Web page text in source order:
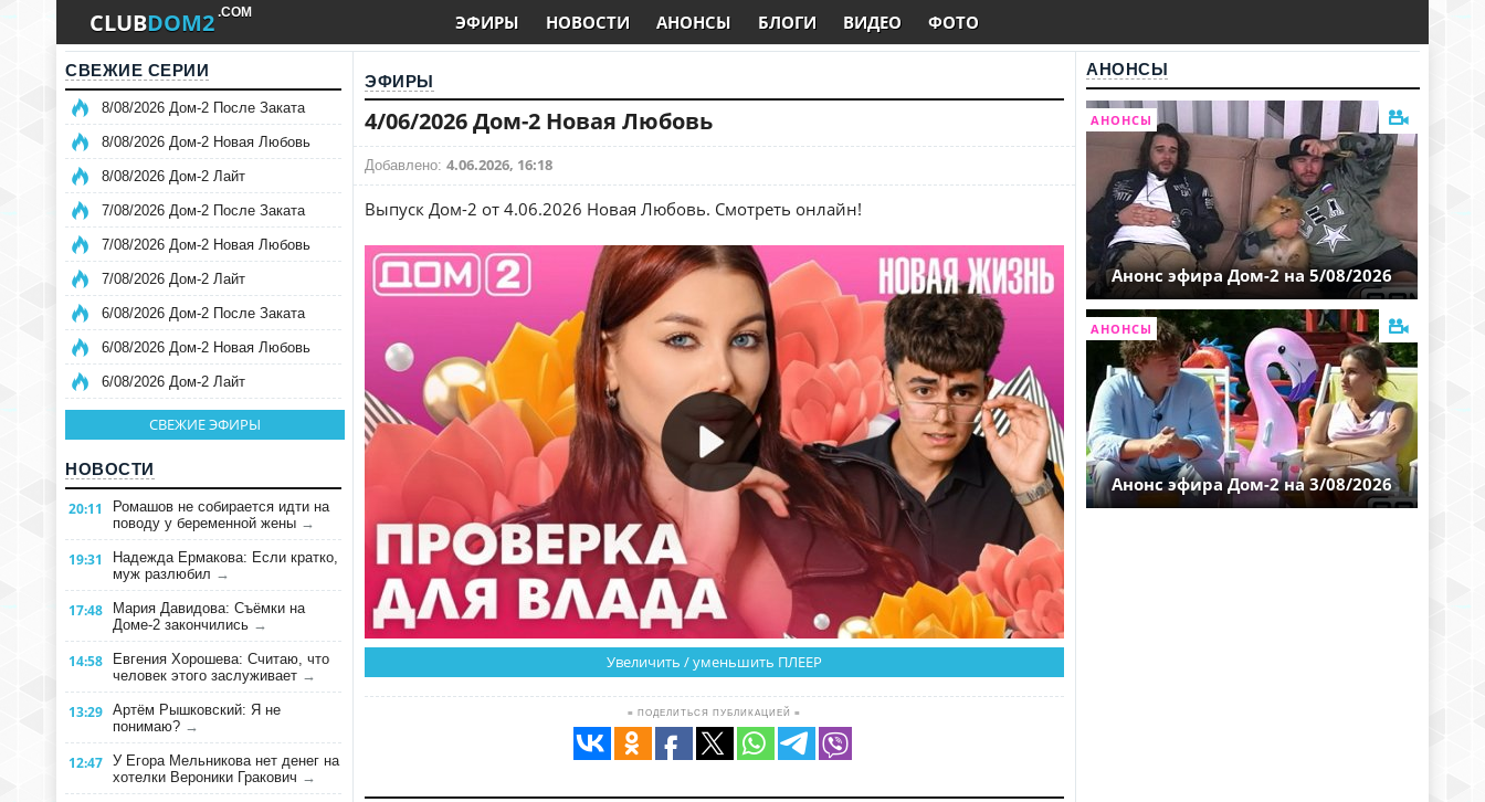
CLUBDOM2 .COM ЭФИРЫ НОВОСТИ АНОНСЫ БЛОГИ ВИДЕО ФОТО
СВЕЖИЕ СЕРИИ
8/08/2026 Дом-2 После Заката
8/08/2026 Дом-2 Новая Любовь
8/08/2026 Дом-2 Лайт
7/08/2026 Дом-2 После Заката
7/08/2026 Дом-2 Новая Любовь
7/08/2026 Дом-2 Лайт
6/08/2026 Дом-2 После Заката
6/08/2026 Дом-2 Новая Любовь
6/08/2026 Дом-2 Лайт
СВЕЖИЕ ЭФИРЫ
НОВОСТИ
20:11
Ромашов не собирается идти на
поводу у беременной жены →
19:31
Надежда Ермакова: Если кратко,
муж разлюбил →
17:48
Мария Давидова: Съёмки на
Доме-2 закончились →
14:58
Евгения Хорошева: Считаю, что
человек этого заслуживает →
13:29 Артём Рышковский: Я не
понимаю? →
12:47 У Егора Мельникова нет денег на
хотелки Вероники Гракович →
ЭФИРЫ
4/06/2026 Дом-2 Новая Любовь
Добавлено: 4.06.2026, 16:18
Выпуск Дом-2 от 4.06.2026 Новая Любовь. Смотреть онлайн!
Увеличить / уменьшить ПЛЕЕР
≡ ПОДЕЛИТЬСЯ ПУБЛИКАЦИЕЙ ≡
АНОНСЫ
АНОНСЫ
Анонс эфира Дом-2 на 5/08/2026
АНОНСЫ
Анонс эфира Дом-2 на 3/08/2026